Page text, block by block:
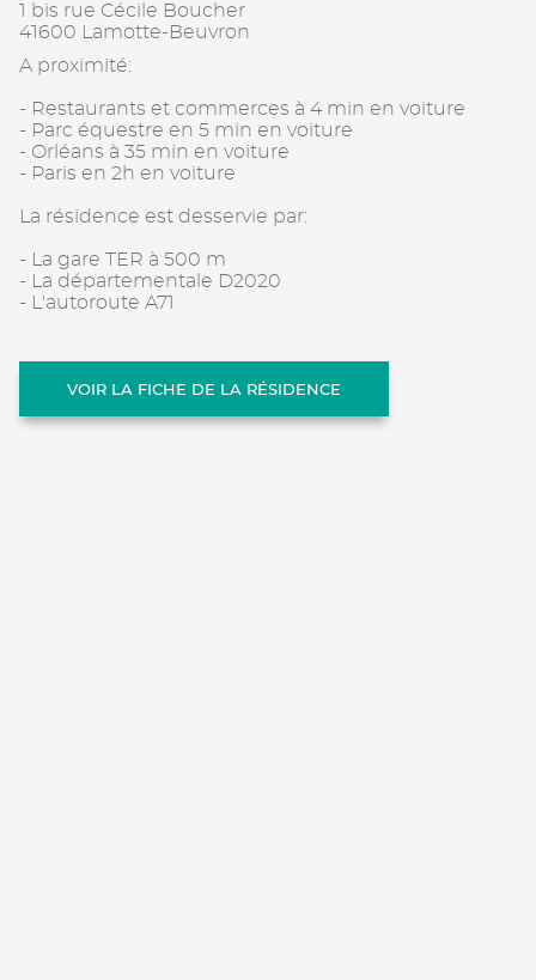
1 bis rue Cécile Boucher
41600 Lamotte-Beuvron
A proximité:
- Restaurants et commerces à 4 min en voiture
- Parc équestre en 5 min en voiture
- Orléans à 35 min en voiture
- Paris en 2h en voiture
La résidence est desservie par:
- La gare TER à 500 m
- La départementale D2020
- L'autoroute A71
VOIR LA FICHE DE LA RÉSIDENCE